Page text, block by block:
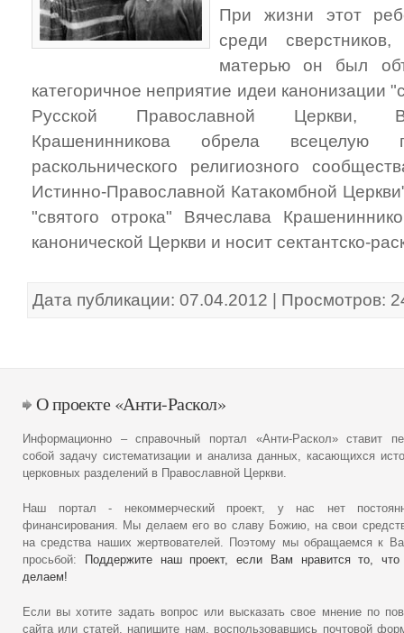
При жизни этот
среди
матерью он был
категоричное неприятие идеи канонизации
Русской Православной Церкви,
Крашенинникова обрела всецелую
раскольнического религиозного
Истинно-Православной Катакомбной
"святого отрока" Вячеслава
канонической Церкви и носит сектантско-
Дата публикации: 07.04.2012 | Просмотров:
О проекте «Анти-Раскол»
Информационно – справочный портал «Анти-Раскол» ставит
собой задачу систематизации и анализа данных, касающихся
церковных разделений в Православной Церкви.
Наш портал - некоммерческий проект, у нас нет
финансирования. Мы делаем его во славу Божию, на свои
на средства наших жертвователей. Поэтому мы обращаемся к
просьбой:
Поддержите наш проект, если Вам нравится то,
делаем!
Если вы хотите задать вопрос или высказать свое мнение по
сайта или статей, напишите нам, воспользовавшись почтовой